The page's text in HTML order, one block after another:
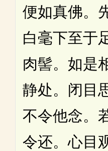
便如真佛。
白毫下至于
肉髻。如是
静处。闭目
不令他念。
令还。心目